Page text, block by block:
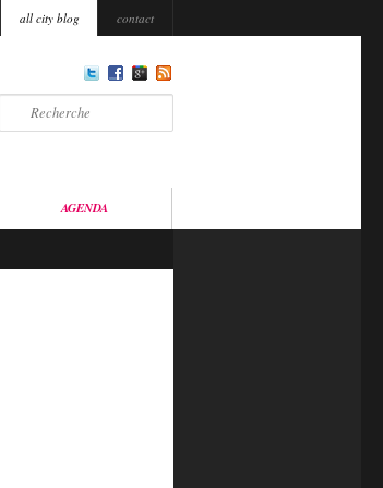
all city blog contact
AGENDA